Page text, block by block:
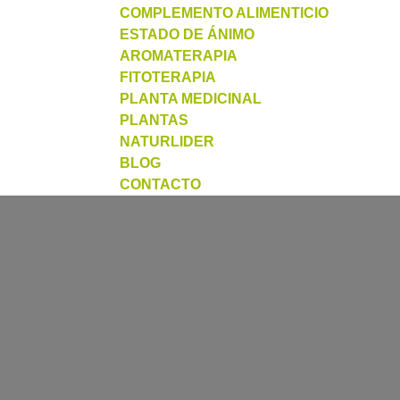
COMPLEMENTO ALIMENTICIO
ESTADO DE ÁNIMO
AROMATERAPIA
FITOTERAPIA
PLANTA MEDICINAL
PLANTAS
NATURLIDER
BLOG
CONTACTO